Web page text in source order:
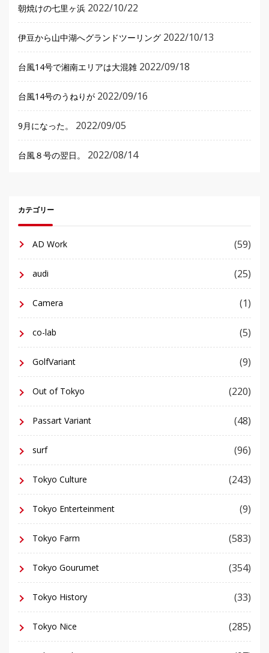
朝焼けの七里ヶ浜 2022/10/22
伊豆から山中湖へグランドツーリング 2022/10/13
台風14号で湘南エリアは大混雑 2022/09/18
台風14号のうねりが 2022/09/16
9月になった。 2022/09/05
台風８号の翌日。 2022/08/14
カテゴリー
AD Work (59)
audi (25)
Camera (1)
co-lab (5)
GolfVariant (9)
Out of Tokyo (220)
Passart Variant (48)
surf (96)
Tokyo Culture (243)
Tokyo Enterteinment (9)
Tokyo Farm (583)
Tokyo Gourumet (354)
Tokyo History (33)
Tokyo Nice (285)